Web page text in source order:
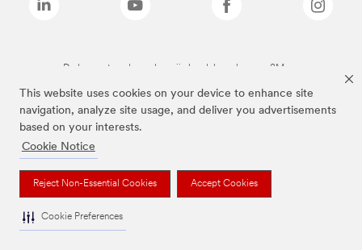
This website uses cookies on your device to enhance site
navigation, analyze site usage, and deliver you advertisements
based on your interests.
Cookie Notice
Reject Non-Essential Cookies Accept Cookies
Cookie Preferences
De bovenstaande merken zijn handelsmerken van 3M.we